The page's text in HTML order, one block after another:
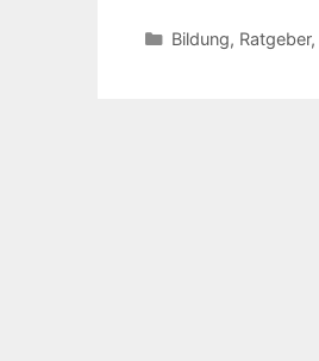
Kategorien
Bildung, Ratgeber,